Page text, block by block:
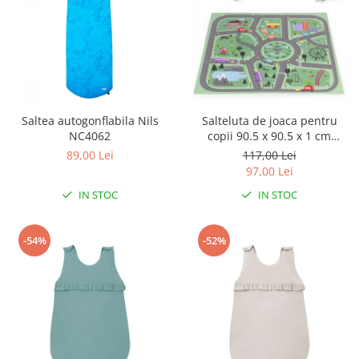
Triciclete copii si adulti
Trotinete copii si adulti
Biciclete fara pedale
Masinute fara pedale
Role copii si adulti
Masinute si motociclete electrice
Skateboard
Scaune de biciclete copii
Baita, Igiena, Siguranta
Lenjerie mamici
Saltea autogonflabila Nils
NC4062
89,00 Lei
IN STOC
Salteluta de joaca pentru
copii 90.5 x 90.5 x 1 cm
ECOEVA021 - Orasel
117,00 Lei
97,00 Lei
IN STOC
-54% -52%